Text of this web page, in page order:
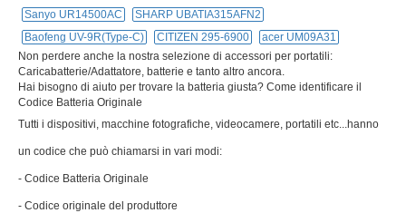
Sanyo UR14500AC
SHARP UBATIA315AFN2
Baofeng UV-9R(Type-C)
CITIZEN 295-6900
acer UM09A31
Non perdere anche la nostra selezione di accessori per portatili:
Caricabatterie/Adattatore, batterie e tanto altro ancora.
Hai bisogno di aiuto per trovare la batteria giusta? Come identificare il
Codice Batteria Originale
Tutti i dispositivi, macchine fotografiche, videocamere, portatili etc...hanno
un codice che può chiamarsi in vari modi:
- Codice Batteria Originale
- Codice originale del produttore